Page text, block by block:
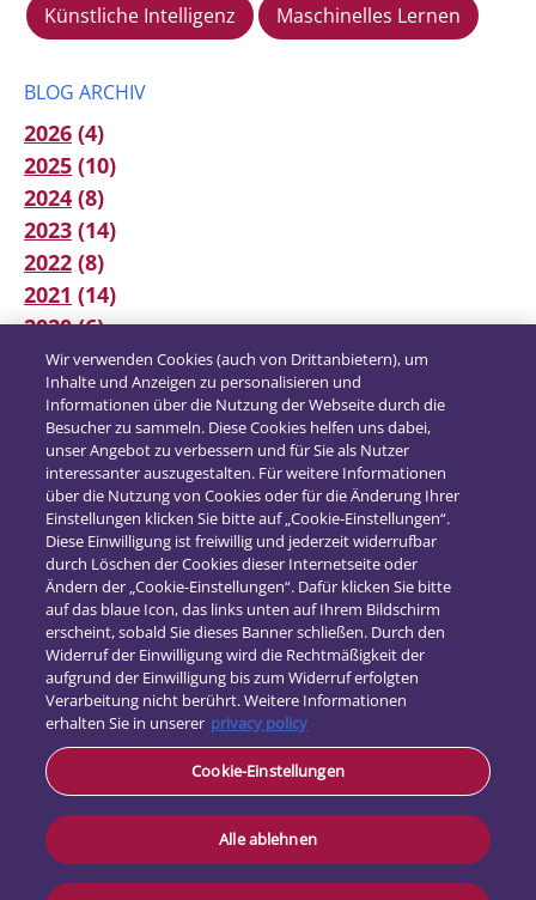
Künstliche Intelligenz
Maschinelles Lernen
BLOG ARCHIV
2026 (4)
2025 (10)
2024 (8)
2023 (14)
2022 (8)
2021 (14)
2020(6)
2019(12)
2018(16)
2017(21)
Kontakt
Datenschutz
Impressum
Wir verwenden Cookies (auch von Drittanbietern), um
Inhalte und Anzeigen zu personalisieren und
Informationen über die Nutzung der Webseite durch die
Besucher zu sammeln. Diese Cookies helfen uns dabei,
unser Angebot zu verbessern und für Sie als Nutzer
interessanter auszugestalten. Für weitere Informationen
über die Nutzung von Cookies oder für die Änderung Ihrer
Einstellungen klicken Sie bitte auf „Cookie-Einstellungen“.
Diese Einwilligung ist freiwillig und jederzeit widerrufbar
durch Löschen der Cookies dieser Internetseite oder
Ändern der „Cookie-Einstellungen“. Dafür klicken Sie bitte
auf das blaue Icon, das links unten auf Ihrem Bildschirm
erscheint, sobald Sie dieses Banner schließen. Durch den
Widerruf der Einwilligung wird die Rechtmäßigkeit der
aufgrund der Einwilligung bis zum Widerruf erfolgten
Verarbeitung nicht berührt. Weitere Informationen
erhalten Sie in unserer privacy policy
Cookie-Einstellungen
Alle ablehnen